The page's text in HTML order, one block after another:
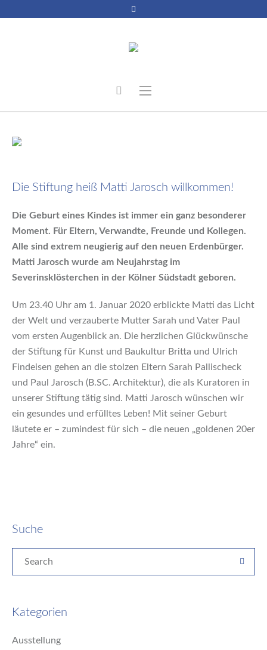
2. Januar 2020
Die Stiftung heiß Matti Jarosch willkommen!
Die Geburt eines Kindes ist immer ein ganz besonderer
Moment. Für Eltern, Verwandte, Freunde und Kollegen.
Alle sind extrem neugierig auf den neuen Erdenbürger.
Matti Jarosch wurde am Neujahrstag im
Severinsklösterchen in der Kölner Südstadt geboren.
Um 23.40 Uhr am 1. Januar 2020 erblickte Matti das Licht
der Welt und verzauberte Mutter Sarah und Vater Paul
vom ersten Augenblick an. Die herzlichen Glückwünsche
der Stiftung für Kunst und Baukultur Britta und Ulrich
Findeisen gehen an die stolzen Eltern Sarah Pallischeck
und Paul Jarosch (B.SC. Architektur), die als Kuratoren in
unserer Stiftung tätig sind. Matti Jarosch wünschen wir
ein gesundes und erfülltes Leben! Mit seiner Geburt
läutete er – zumindest für sich – die neuen „goldenen 20er
Jahre“ ein.
Suche
Kategorien
Ausstellung